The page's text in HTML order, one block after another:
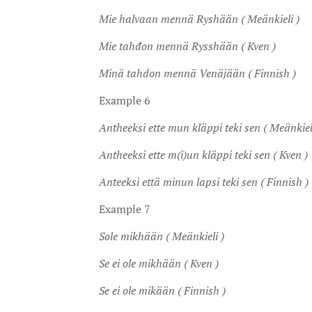
Mie halvaan mennä Ryshään ( Meänkieli )
Mie tahđon mennä Rysshään ( Kven )
Minä tahdon mennä Venäjään ( Finnish )
Example 6
Antheeksi ette mun kläppi teki sen (
Antheeksi ette m(i)un kläppi teki sen ( Kven )
Anteeksi että minun lapsi teki sen ( Finnish )
Example 7
Sole mikhään ( Meänkieli )
Se ei ole mikhään ( Kven )
Se ei ole mikään ( Finnish )